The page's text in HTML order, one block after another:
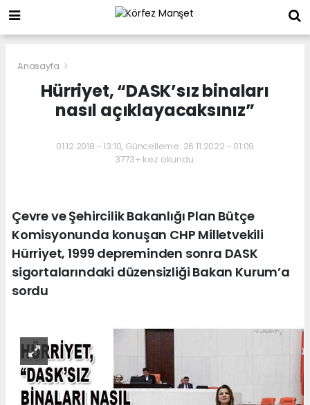
Anasayfa
Hürriyet, “DASK’sız binaları
nasıl açıklayacaksınız”
01.12.2018 - 13:10, Güncelleme: 26.11.2022 - 01:09
3773+ kez okundu.
Çevre ve Şehircilik Bakanlığı Plan Bütçe
Komisyonunda konuşan CHP Milletvekili
Hürriyet, 1999 depreminden sonra DASK
sigortalarındaki düzensizliği Bakan Kurum’a
sordu